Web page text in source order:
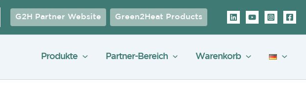
G2H Partner Website Green2Heat Products
Produkte Partner-Bereich Warenkorb